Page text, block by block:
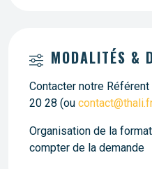
MODALITÉS &
Contacter notre
20 28 (ou
Organisation de la
compter de la demande